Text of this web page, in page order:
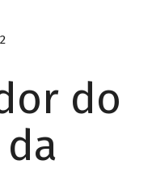
do